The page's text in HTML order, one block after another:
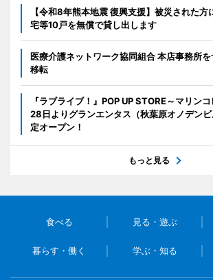
【令和8年熊本地震 復興支援】被災された方
宅等10戸を無償で貸し出します
医療介護ネットワーク協同組合 本店事務所
移転
『ラブライブ！』POP UP STORE～マリン
28日よりグランエンタス（秋葉原オノデン
定オープン！
もっと見る
食べる 見る・遊ぶ
暮らす・働く 学ぶ・知る